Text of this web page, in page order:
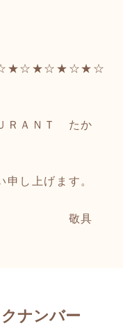
ＲＡＮＴ たか
し上げます。
ナンバー